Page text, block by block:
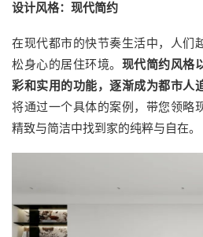
设计风格：现代简约
在现代都市的快节奏生活中，人们
松身心的居住环境。 现代简约风格
彩和实用的功能，逐渐成为都市人
将通过一个具体的案例，带您领略
精致与简洁中找到家的纯粹与自在。